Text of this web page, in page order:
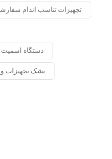
تجهیزات تناسب اندام
دستگاه
تشک تجهیزات